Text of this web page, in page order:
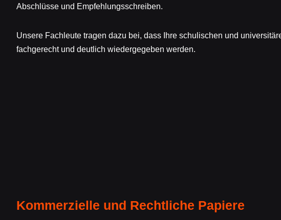
Abschlüsse und Empfehlungsschreiben.
Unsere Fachleute tragen dazu bei, dass Ihre schulischen und
fachgerecht und deutlich wiedergegeben werden.
Kommerzielle und Rechtliche Papiere